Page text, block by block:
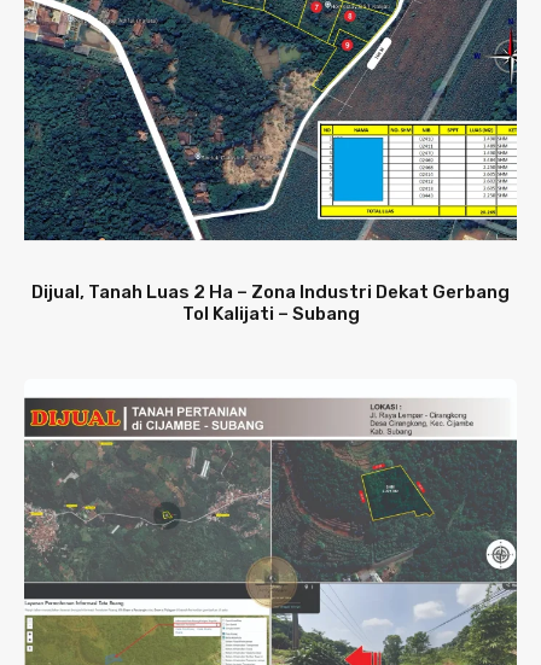
Dijual, Tanah Luas 2 Ha – Zona Industri Dekat Gerbang
Tol Kalijati – Subang